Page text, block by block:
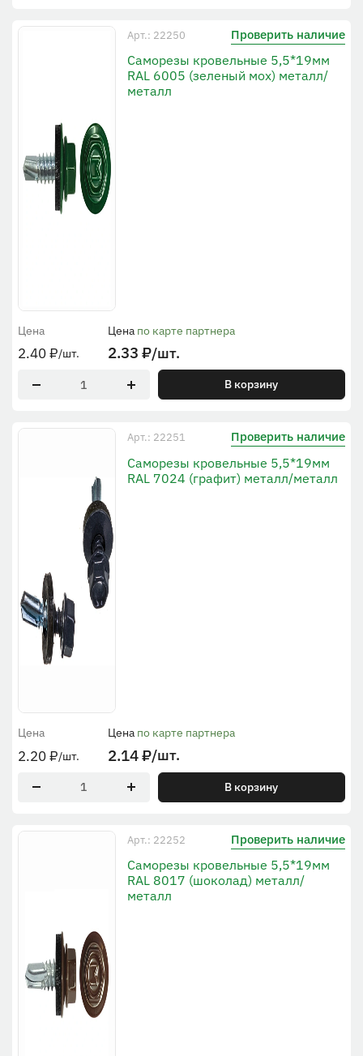
Арт.: 22250 Проверить наличие
Саморезы кровельные 5,5*19мм
RAL 6005 (зеленый мох) металл/
металл
Цена
2.40₽/шт.
Цена по карте партнера
2.33 ₽/шт.
В корзину
Арт.: 22251 Проверить наличие
Саморезы кровельные 5,5*19мм
RAL 7024 (графит) металл/металл
Цена
2.20₽/шт.
Цена по карте партнера
2.14₽/шт.
В корзину
Арт.: 22252 Проверить наличие
Саморезы кровельные 5,5*19мм
RAL 8017 (шоколад) металл/
металл